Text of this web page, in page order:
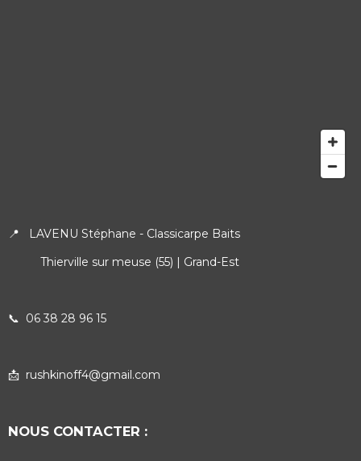
📍 LAVENU Stéphane - Classicarpe Baits
Thierville sur meuse (55) | Grand-Est
📞 06 38 28 96 15
📩 rushkinoff4@gmail.com
NOUS CONTACTER :